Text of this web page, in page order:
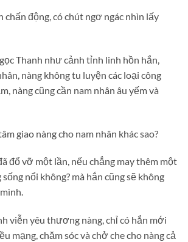
chấn động, có chút ngơ ngác nhìn lấy
Thanh như cảnh tỉnh linh hồn hắn,
nàng không tu luyện các loại công
nàng cũng cần nam nhân âu yếm và
giao nàng cho nam nhân khác sao?
đổ vỡ một lần, nếu chẳng may thêm một
sống nổi không? mà hắn cũng sẽ không
viễn yêu thương nàng, chỉ có hắn mới
mạng, chăm sóc và chở che cho nàng cả